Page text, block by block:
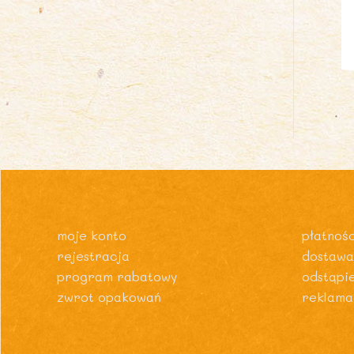
moje konto
rejestracja
program rabatowy
zwrot opakowań
dostawa